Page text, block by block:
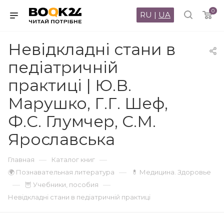
0
RU | UA
Невідкладні стани в
педіатричній
практиці | Ю.В.
Марушко, Г.Г. Шеф,
Ф.С. Глумчер, С.М.
Ярославська
Главная — Каталог книг —
🌍 Познавательная литература — 💊 Медицина. Здоровье
— 🦉 Учебники, пособия —
Невідкладні стани в педіатричній практиці